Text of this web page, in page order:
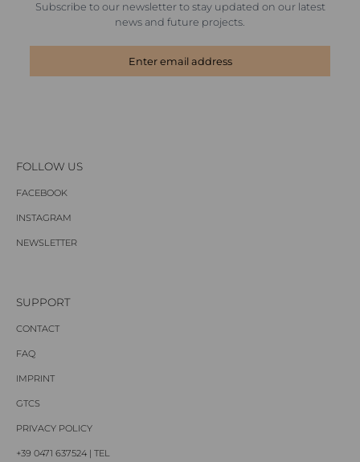
Subscribe to our newsletter to stay updated on our latest
news and future projects.
FOLLOW US
FACEBOOK
INSTAGRAM
NEWSLETTER
SUPPORT
CONTACT
FAQ
IMPRINT
GTCS
PRIVACY POLICY
+39 0471 637524 | TEL